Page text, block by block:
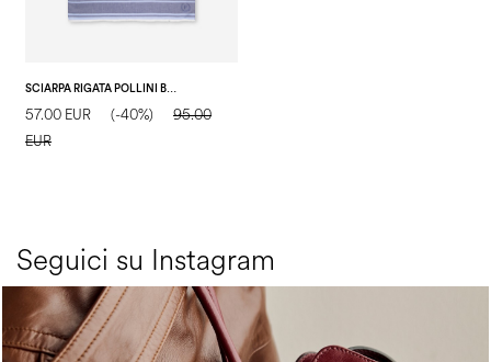
SCIARPA RIGATA POLLINI BLU
57.00 EUR (-40%)
95.00
EUR
Seguici su Instagram